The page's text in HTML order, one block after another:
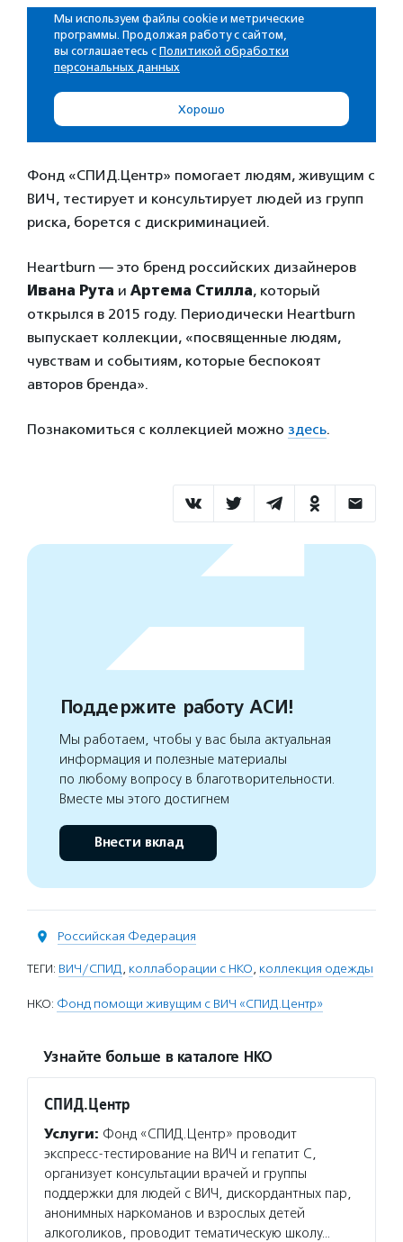
Фонд «СПИД.Центр» помогает людям, живущим с
ВИЧ, тестирует и консультирует людей из групп
риска, борется с дискриминацией.
Heartburn — это бренд российских дизайнеров
Ивана Рута и Артема Стилла, который
открылся в 2015 году. Периодически Heartburn
выпускает коллекции, «посвященные людям,
чувствам и событиям, которые беспокоят
авторов бренда».
Познакомиться с коллекцией можно здесь.
Поддержите работу АСИ!
Мы работаем, чтобы у вас была актуальная
информация и полезные материалы
по любому вопросу в благотворительности.
Вместе мы этого достигнем
Внести вклад
Российская Федерация
ТЕГИ: ВИЧ/СПИД, коллаборации с НКО, коллекция одежды
НКО: Фонд помощи живущим с ВИЧ «СПИД.Центр»
Узнайте больше в каталоге НКО
СПИД.Центр
Услуги: Фонд «СПИД.Центр» проводит
экспресс-тестирование на ВИЧ и гепатит С,
организует консультации врачей и группы
поддержки для людей с ВИЧ, дискордантных пар,
анонимных наркоманов и взрослых детей
алкоголиков, проводит тематическую школу…